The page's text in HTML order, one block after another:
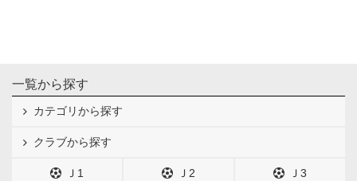
一覧から探す
カテゴリから探す
クラブから探す
Ｊ1 Ｊ2 Ｊ3